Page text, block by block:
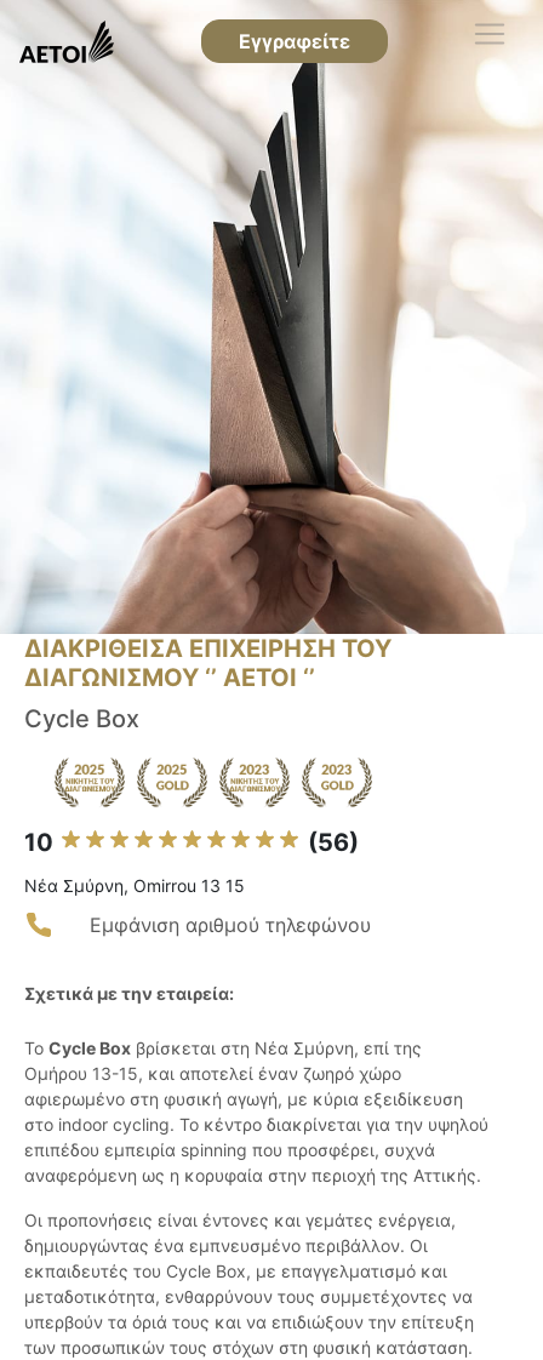
Εγγραφείτε
ΔΙΑΚΡΙΘΕΙΣΑ ΕΠΙΧΕΙΡΗΣΗ ΤΟΥ
ΔΙΑΓΩΝΙΣΜΟΥ ‘’ ΑΕΤΟΙ ‘’
Cycle Box
10 (56)
Νέα Σμύρνη, Omirrou 13 15
Εμφάνιση αριθμού τηλεφώνου
Σχετικά με την εταιρεία:
Το Cycle Box βρίσκεται στη Νέα Σμύρνη, επί της
Ομήρου 13-15, και αποτελεί έναν ζωηρό χώρο
αφιερωμένο στη φυσική αγωγή, με κύρια εξειδίκευση
στο indoor cycling. Το κέντρο διακρίνεται για την υψηλού
επιπέδου εμπειρία spinning που προσφέρει, συχνά
αναφερόμενη ως η κορυφαία στην περιοχή της Αττικής.
Οι προπονήσεις είναι έντονες και γεμάτες ενέργεια,
δημιουργώντας ένα εμπνευσμένο περιβάλλον. Οι
εκπαιδευτές του Cycle Box, με επαγγελματισμό και
μεταδοτικότητα, ενθαρρύνουν τους συμμετέχοντες να
υπερβούν τα όριά τους και να επιδιώξουν την επίτευξη
των προσωπικών τους στόχων στη φυσική κατάσταση.